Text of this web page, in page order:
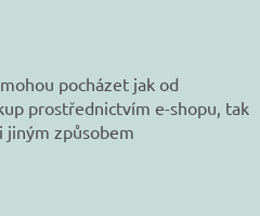
pocházet jak od
prostřednictvím e-shopu, tak
jiným způsobem